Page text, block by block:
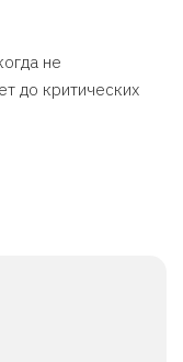
не
до критических